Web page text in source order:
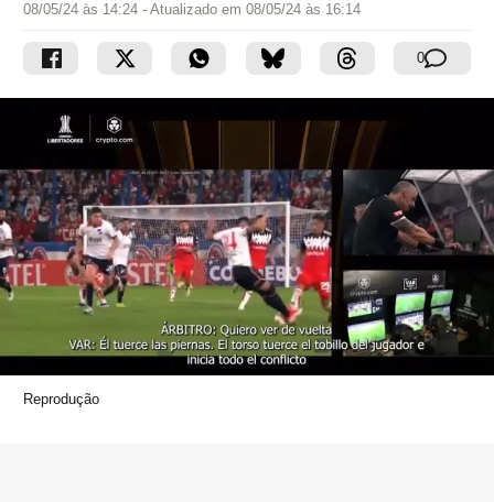
08/05/24 às 14:24 - Atualizado em 08/05/24 às 16:14
0
Reprodução